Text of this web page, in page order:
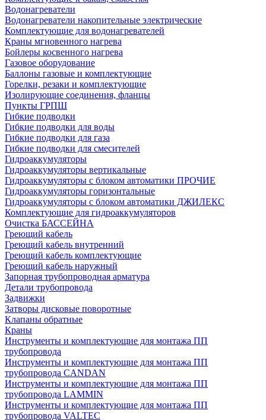
Водонагреватели
Водонагреватели накопительные электрические
Комплектующие для водонагревателей
Краны мгновенного нагрева
Бойлеры косвенного нагрева
Газовое оборудование
Баллоны газовые и комплектующие
Горелки, резаки и комплектующие
Изолирующие соединения, фланцы
Пункты ГРПШ
Гибкие подводки
Гибкие подводки для воды
Гибкие подводки для газа
Гибкие подводки для смесителей
Гидроаккумуляторы
Гидроаккумуляторы вертикальные
Гидроаккумуляторы с блоком автоматики ПРОЧИЕ
Гидроаккумуляторы горизонтальные
Гидроаккумуляторы с блоком автоматики ДЖИЛЕКС
Комплектующие для гидроаккумуляторов
Очистка БАССЕЙНА
Греющий кабель
Греющий кабель внутренний
Греющий кабель комплектующие
Греющий кабель наружный
Запорная трубопроводная арматура
Детали трубопровода
Задвижки
Затворы дисковые поворотные
Клапаны обратные
Краны
Инструменты и комплектующие для монтажа ПП
трубопровода
Инструменты и комплектующие для монтажа ПП
трубопровода CANDAN
Инструменты и комплектующие для монтажа ПП
трубопровода LAMMIN
Инструменты и комплектующие для монтажа ПП
трубопровода VALTEC